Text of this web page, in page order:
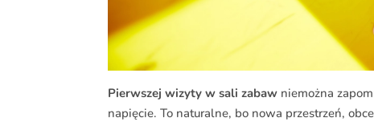
Pierwszej wizyty w sali zabaw niemożna
napięcie. To naturalne, bo nowa przestrzeń,